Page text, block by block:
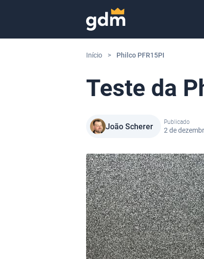
Início > Philco PFR15PI
Teste da
João Scherer Publicado
2 de